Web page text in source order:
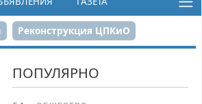
Реконструкция ЦПКиО
ПОПУЛЯРНО